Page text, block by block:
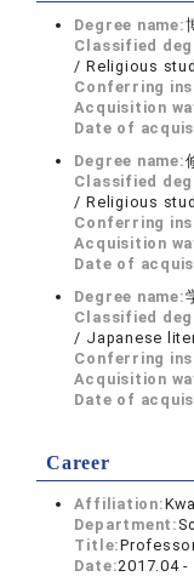
Degree name:
Classified
/ Religious
Conferring
Acquisition
Date of
Degree name:
Classified
/ Religious
Conferring
Acquisition
Date of
Degree name:
Classified
/ Japanese
Conferring
Acquisition
Date of
Career
Affiliation:
Department:
Title:
Date:2017.04 -